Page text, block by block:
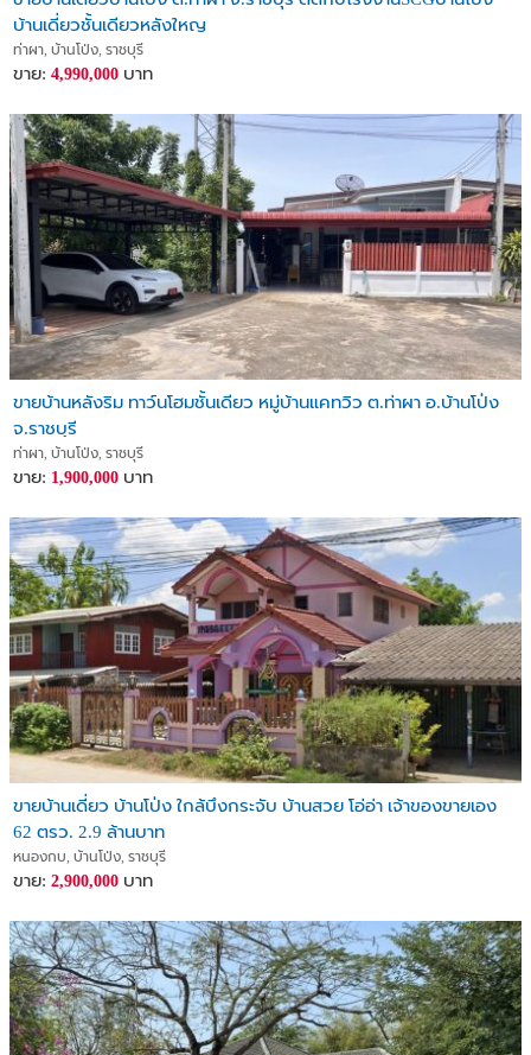
บ้านเดี่ยวชั้นเดียวหลังใหญ
ท่าผา, บ้านโป่ง, ราชบุรี
ขาย: 4,990,000 บาท
ขายบ้านหลังริม ทาว์นโฮมชั้นเดียว หมู่บ้านแคทวิว ต.ท่าผา อ.บ้านโป่ง
จ.ราชบุรี
ท่าผา, บ้านโป่ง, ราชบุรี
ขาย: 1,900,000 บาท
ขายบ้านเดี่ยว บ้านโป่ง ใกล้บึงกระจับ บ้านสวย โอ่อ่า เจ้าของขายเอง
62 ตรว. 2.9 ล้านบาท
หนองกบ, บ้านโป่ง, ราชบุรี
ขาย: 2,900,000 บาท